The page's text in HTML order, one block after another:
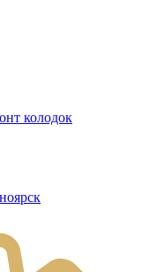
колодок